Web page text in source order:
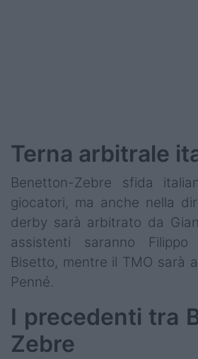
Terna arbitrale
Benetton-Zebre sfida
giocatori, ma anche nella
derby sarà arbitrato da
assistenti saranno
Bisetto, mentre il TMO sarà
Penné.
I precedenti tra
Zebre